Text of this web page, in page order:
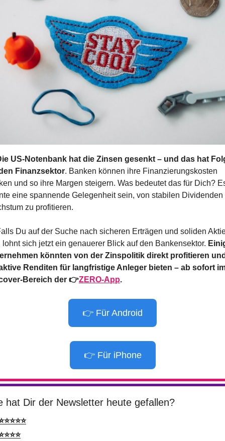
US-Notenbank hat die Zinsen gesenkt – und das hat
Finanzsektor. Banken können ihre Finanzierungskosten
und so ihre Margen steigern. Was bedeutet das für Dich?
eine spannende Gelegenheit sein, von stabilen Dividenden
zu profitieren.
Du auf der Suche nach sicheren Erträgen und soliden
lohnt sich jetzt ein genauerer Blick auf den Bankensektor.
könnten von der Zinspolitik direkt profitieren
Renditen für langfristige Anleger bieten – ab sofort
Bereich der 👉ZERO-App.
👉 Für Android
👉 Für iPhone
hat Dir der Newsletter heute gefallen?